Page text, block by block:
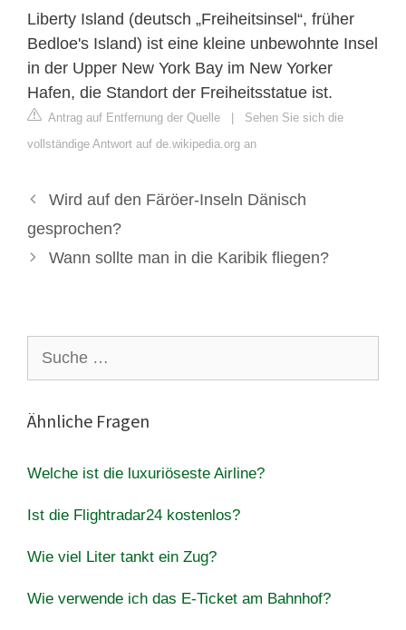
Liberty Island (deutsch „Freiheitsinsel“, früher
Bedloe's Island) ist eine kleine unbewohnte Insel
in der Upper New York Bay im New Yorker
Hafen, die Standort der Freiheitsstatue ist.
Antrag auf Entfernung der Quelle | Sehen Sie sich die
vollständige Antwort auf de.wikipedia.org an
Wird auf den Färöer-Inseln Dänisch
gesprochen?
Wann sollte man in die Karibik fliegen?
nach:
Ähnliche Fragen
Welche ist die luxuriöseste Airline?
Ist die Flightradar24 kostenlos?
Wie viel Liter tankt ein Zug?
Wie verwende ich das E-Ticket am Bahnhof?